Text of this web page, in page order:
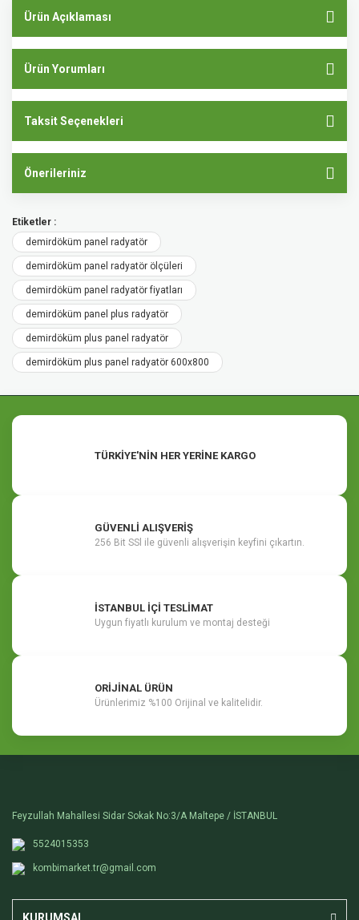
Ürün Açıklaması
Ürün Yorumları
Taksit Seçenekleri
Önerileriniz
Etiketler :
demirdöküm panel radyatör
demirdöküm panel radyatör ölçüleri
demirdöküm panel radyatör fiyatları
demirdöküm panel plus radyatör
demirdöküm plus panel radyatör
demirdöküm plus panel radyatör 600x800
TÜRKİYE'NİN HER YERİNE KARGO
GÜVENLİ ALIŞVERİŞ
256 Bit SSl ile güvenli alışverişin keyfini çıkartın.
İSTANBUL İÇİ TESLİMAT
Uygun fiyatlı kurulum ve montaj desteği
ORİJİNAL ÜRÜN
Ürünlerimiz %100 Orijinal ve kalitelidir.
Feyzullah Mahallesi Sidar Sokak No:3/A Maltepe / İSTANBUL
5524015353
kombimarket.tr@gmail.com